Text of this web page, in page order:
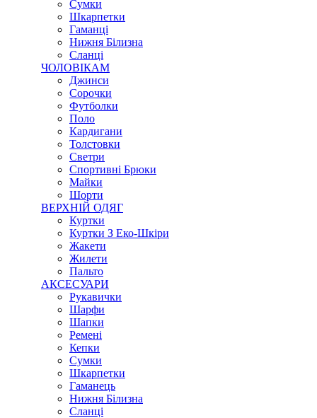
Сумки
Шкарпетки
Гаманці
Нижня Білизна
Сланці
ЧОЛОВІКАМ
Джинси
Сорочки
Футболки
Поло
Кардигани
Толстовки
Светри
Спортивні Брюки
Майки
Шорти
ВЕРХНІЙ ОДЯГ
Куртки
Куртки З Еко-Шкіри
Жакети
Жилети
Пальто
АКСЕСУАРИ
Рукавички
Шарфи
Шапки
Ремені
Кепки
Сумки
Шкарпетки
Гаманець
Нижня Білизна
Сланці